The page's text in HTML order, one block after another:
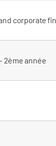
corporate
2ème année